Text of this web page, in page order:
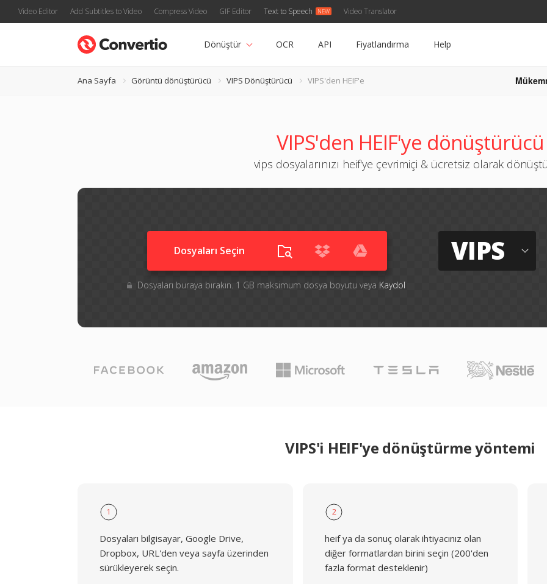
Video Editor Add Subtitles to Video Compress Video GIF Editor Text to Speech Video Translator
Dönüştür OCR API Fiyatlandırma Help
Ana Sayfa Görüntü dönüştürücü VIPS Dönüştürücü VIPS'den HEIF'e
VIPS'den HEIF'ye dönüştürücü
vips dosyalarınızı heif'ye çevrimiçi & ücretsiz olarak
Dosyaları Seçin
Dosyaları buraya bırakın. 1 GB maksimum dosya boyutu veya Kaydol
VIPS
VIPS'i HEIF'ye dönüştürme yöntemi
1
Dosyaları bilgisayar, Google Drive,
Dropbox, URL'den veya sayfa üzerinden
sürükleyerek seçin.
2
heif ya da sonuç olarak ihtiyacınız olan
diğer formatlardan birini seçin (200'den
fazla format desteklenir)